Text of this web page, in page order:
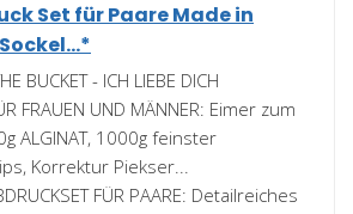
Set für Paare Made in
BUCKET - ICH LIEBE DICH
FRAUEN UND MÄNNER: Eimer zum
ALGINAT, 1000g feinster
Korrektur Piekser...
FÜR PAARE: Detailreiches